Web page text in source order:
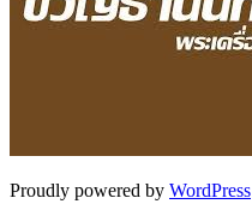
Proudly powered by WordPress